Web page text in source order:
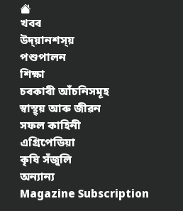
খবৰ
উদ্য়ানশস্য়
পশুপালন
শিক্ষা
চৰকাৰী আঁচনিসমূহ
স্বাস্থ্য় আৰু জীৱন
সফল কাহিনী
এগ্ৰিপেডিয়া
কৃষি সঁজুলি
অন্যান্য
Magazine Subscription